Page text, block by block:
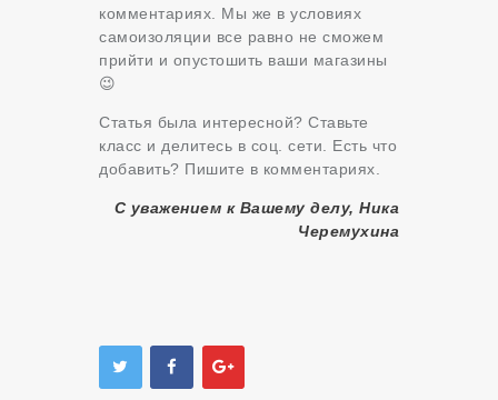
комментариях. Мы же в условиях
самоизоляции все равно не сможем
прийти и опустошить ваши магазины
😉
Статья была интересной? Ставьте
класс и делитесь в соц. сети. Есть что
добавить? Пишите в комментариях.
С уважением к Вашему делу, Ника
Черемухина